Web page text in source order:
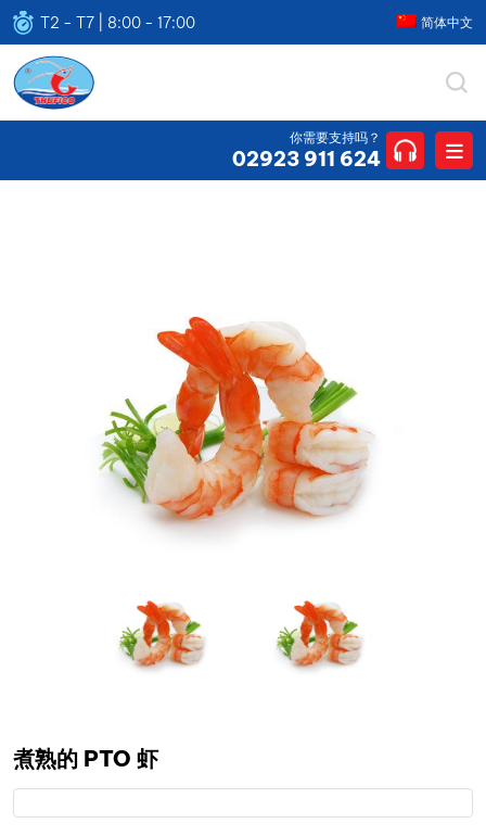
T2 - T7 | 8:00 - 17:00 简体中文
THUFICO
CÔNG
TNHH
你需要支持吗？
02923 911 624
煮熟的 PTO 虾